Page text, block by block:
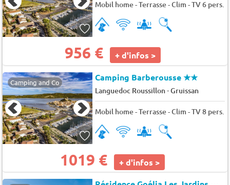
Mobil home - Terrasse - Clim - TV 6 pers.
956 € + d'infos >
Camping and Co Camping Barberousse★★
Languedoc Roussillon-Gruissan
Mobil home - Terrasse - Clim - TV 8 pers.
1019 € + d'infos >